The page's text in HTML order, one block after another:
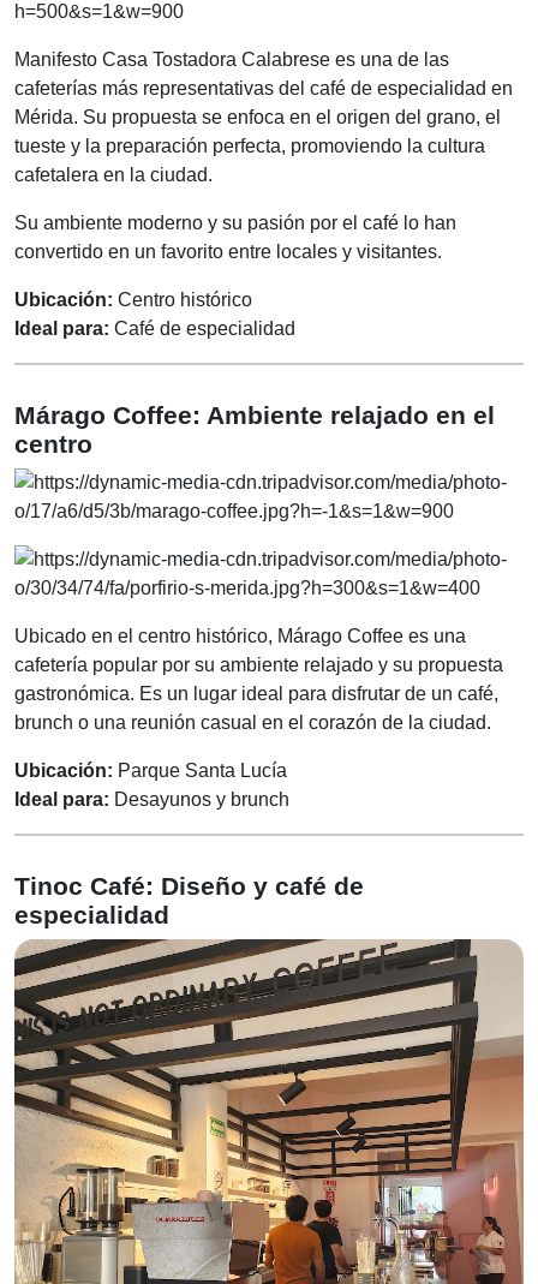
Manifesto Casa Tostadora Calabrese es una de las
cafeterías más representativas del café de especialidad en
Mérida. Su propuesta se enfoca en el origen del grano, el
tueste y la preparación perfecta, promoviendo la cultura
cafetalera en la ciudad.
Su ambiente moderno y su pasión por el café lo han
convertido en un favorito entre locales y visitantes.
Ubicación: Centro histórico
Ideal para: Café de especialidad
Márago Coffee: Ambiente relajado en el
centro
Ubicado en el centro histórico, Márago Coffee es una
cafetería popular por su ambiente relajado y su propuesta
gastronómica. Es un lugar ideal para disfrutar de un café,
brunch o una reunión casual en el corazón de la ciudad.
Ubicación: Parque Santa Lucía
Ideal para: Desayunos y brunch
Tinoc Café: Diseño y café de
especialidad